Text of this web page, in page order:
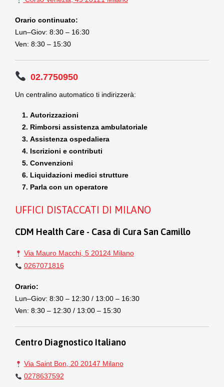
Orario continuato:
Lun–Giov: 8:30 – 16:30
Ven: 8:30 – 15:30
02.7750950
Un centralino automatico ti indirizzerà:
Autorizzazioni
Rimborsi assistenza ambulatoriale
Assistenza ospedaliera
Iscrizioni e contributi
Convenzioni
Liquidazioni medici strutture
Parla con un operatore
UFFICI DISTACCATI DI MILANO
CDM Health Care - Casa di Cura San Camillo
Via Mauro Macchi, 5 20124 Milano
0267071816
Orario:
Lun–Giov: 8:30 – 12:30 / 13:00 – 16:30
Ven: 8:30 – 12:30 / 13:00 – 15:30
Centro Diagnostico Italiano
Via Saint Bon, 20 20147 Milano
0278637592